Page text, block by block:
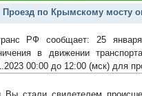
Проезд по Крымскому мосту
РФ сообщает: 25
в движении
00:00 до 12:00 (мск) для